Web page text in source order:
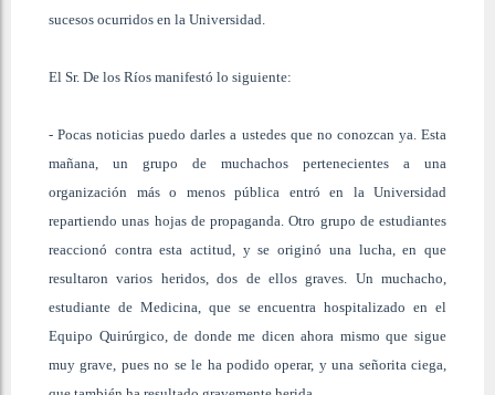
sucesos ocurridos en la Universidad.
El Sr. De los Ríos manifestó lo siguiente:
- Pocas noticias puedo darles a ustedes que no conozcan ya. Esta
mañana, un grupo de muchachos pertenecientes a una
organización más o menos pública entró en la Universidad
repartiendo unas hojas de propaganda. Otro grupo de estudiantes
reaccionó contra esta actitud, y se originó una lucha, en que
resultaron varios heridos, dos de ellos graves. Un muchacho,
estudiante de Medicina, que se encuentra hospitalizado en el
Equipo Quirúrgico, de donde me dicen ahora mismo que sigue
muy grave, pues no se le ha podido operar, y una señorita ciega,